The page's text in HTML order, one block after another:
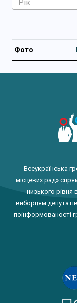
Фото
Всеукраїнська
місцевих рад»
низького рівня
виборцям
поінформованості